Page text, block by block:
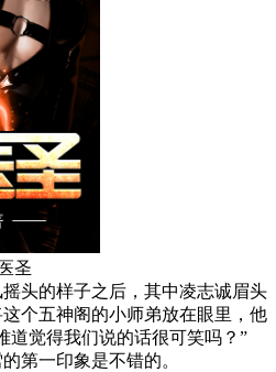
圣
头的样子之后，其中凌志诚眉头
个五神阁的小师弟放在眼里，他
道觉得我们说的话很可笑吗？”
第一印象是不错的。